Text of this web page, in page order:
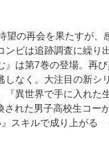
望の再会を果たすが、
ンビは追跡調査に繰
は第7巻の登場。再
なく。大注目の新シ
異世界で手に入れた
れた男子高校生コー
スキルで成り上がる